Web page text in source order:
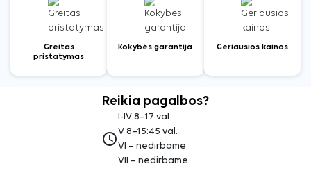
Greitas
pristatymas
Kokybės garantija Geriausios kainos
Reikia pagalbos?
access_time
I-IV 8–17 val.
V 8–15:45 val.
VI – nedirbame
VII – nedirbame